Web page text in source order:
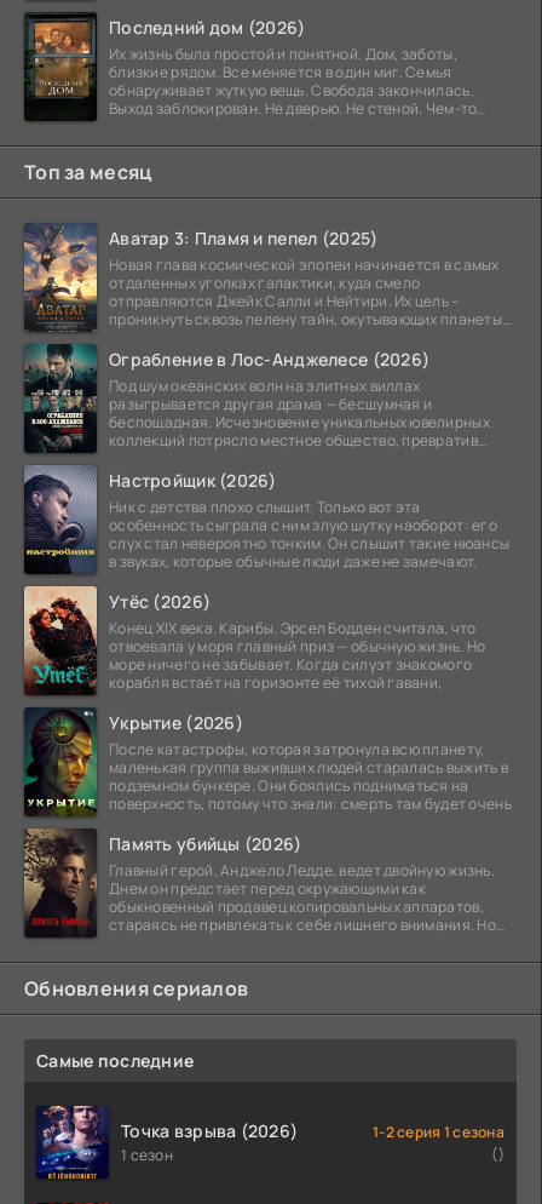
Последний дом (2026)
Их жизнь была простой и понятной. Дом, заботы,
близкие рядом. Все меняется в один миг. Семья
обнаруживает жуткую вещь. Свобода закончилась.
Выход заблокирован. Не дверью. Не стеной. Чем-то
Топ за месяц
Аватар 3: Пламя и пепел (2025)
Новая глава космической эпопеи начинается в самых
отдаленных уголках галактики, куда смело
отправляются Джейк Салли и Нейтири. Их цель –
проникнуть сквозь пелену тайн, окутывающих планеты
Ограбление в Лос-Анджелесе (2026)
Под шум океанских волн на элитных виллах
разыгрывается другая драма — бесшумная и
беспощадная. Исчезновение уникальных ювелирных
коллекций потрясло местное общество, превратив
Настройщик (2026)
Ник с детства плохо слышит. Только вот эта
особенность сыграла с ним злую шутку наоборот: его
слух стал невероятно тонким. Он слышит такие нюансы
в звуках, которые обычные люди даже не замечают.
Утёс (2026)
Конец XIX века. Карибы. Эрсел Бодден считала, что
отвоевала у моря главный приз — обычную жизнь. Но
море ничего не забывает. Когда силуэт знакомого
корабля встаёт на горизонте её тихой гавани,
Укрытие (2026)
После катастрофы, которая затронула всю планету,
маленькая группа выживших людей старалась выжить в
подземном бункере. Они боялись подниматься на
поверхность, потому что знали: смерть там будет очень
Память убийцы (2026)
Главный герой, Анджело Ледде, ведет двойную жизнь.
Днем он предстает перед окружающими как
обыкновенный продавец копировальных аппаратов,
стараясь не привлекать к себе лишнего внимания. Но
Обновления сериалов
Самые последние
Точка взрыва (2026)
1 сезон
1-2 серия 1 сезона
()